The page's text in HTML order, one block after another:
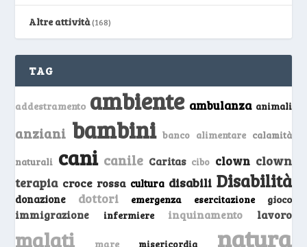
Altre attività(168)
TAG
addestramento ambiente ambulanza animali
anziani bambini banco alimentare calamità
naturali cani canile Caritas cibo clown clown
terapia croce rossa cultura disabili Disabilità
donazione dottori emergenza esercitazione gioco
immigrazione infermiere inquinamento lavoro
malati mare misericordia natura